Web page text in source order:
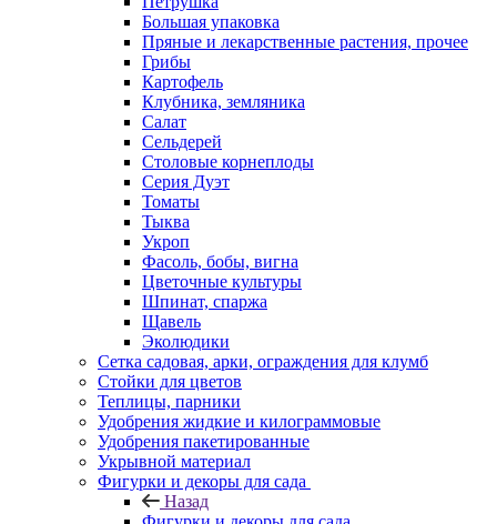
Большая упаковка
Пряные и лекарственные растения, прочее
Грибы
Картофель
Клубника, земляника
Салат
Сельдерей
Столовые корнеплоды
Серия Дуэт
Томаты
Тыква
Укроп
Фасоль, бобы, вигна
Цветочные культуры
Шпинат, спаржа
Щавель
Эколюдики
Сетка садовая, арки, ограждения для клумб
Стойки для цветов
Теплицы, парники
Удобрения жидкие и килограммовые
Удобрения пакетированные
Укрывной материал
Фигурки и декоры для сада
Назад